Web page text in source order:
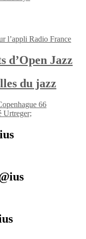
l’appli Radio France
d’Open Jazz
du jazz
66
Urtreger;